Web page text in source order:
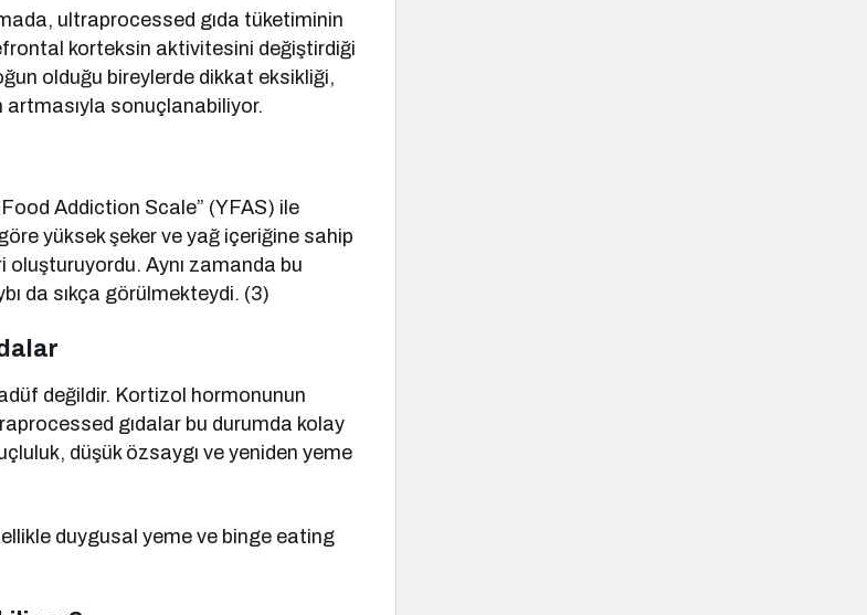
ultraprocessed gıda tüketiminin
korteksin aktivitesini değiştirdiği
olduğu bireylerde dikkat eksikliği,
artmasıyla sonuçlanabiliyor.
Food Addiction Scale” (YFAS) ile
yüksek şeker ve yağ içeriğine sahip
oluşturuyordu. Aynı zamanda bu
da sıkça görülmekteydi. (3)
değildir. Kortizol hormonunun
gıdalar bu durumda kolay
düşük özsaygı ve yeniden yeme
duygusal yeme ve binge eating